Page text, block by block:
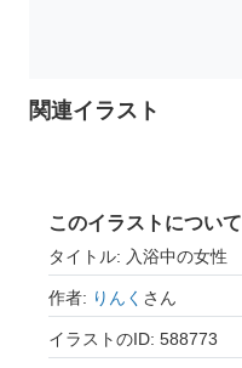
関連イラスト
このイラストについて
タイトル: 入浴中の女性
作者: りんく さん
イラストのID: 588773